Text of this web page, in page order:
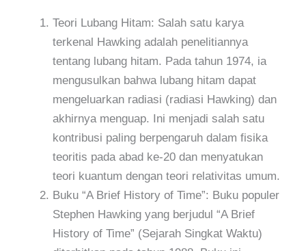
Teori Lubang Hitam: Salah satu karya
terkenal Hawking adalah penelitiannya
tentang lubang hitam. Pada tahun 1974, ia
mengusulkan bahwa lubang hitam dapat
mengeluarkan radiasi (radiasi Hawking) dan
akhirnya menguap. Ini menjadi salah satu
kontribusi paling berpengaruh dalam fisika
teoritis pada abad ke-20 dan menyatukan
teori kuantum dengan teori relativitas umum.
Buku “A Brief History of Time”: Buku populer
Stephen Hawking yang berjudul “A Brief
History of Time” (Sejarah Singkat Waktu)